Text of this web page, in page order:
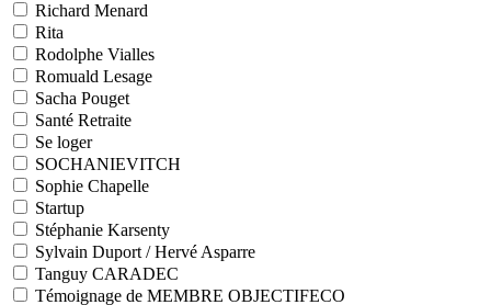
Richard Menard
Rita
Rodolphe Vialles
Romuald Lesage
Sacha Pouget
Santé Retraite
Se loger
SOCHANIEVITCH
Sophie Chapelle
Startup
Stéphanie Karsenty
Sylvain Duport / Hervé Asparre
Tanguy CARADEC
Témoignage de MEMBRE OBJECTIFECO